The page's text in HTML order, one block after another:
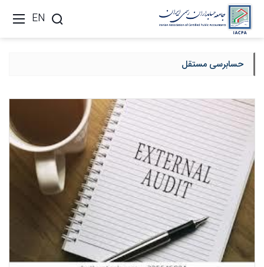
EN
حسابرسی مستقل